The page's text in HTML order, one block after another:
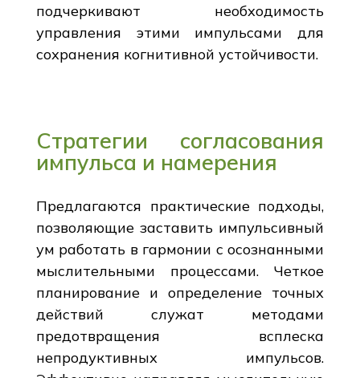
подчеркивают необходимость
управления этими импульсами для
сохранения когнитивной устойчивости.
Стратегии согласования
импульса и намерения
Предлагаются практические подходы,
позволяющие заставить импульсивный
ум работать в гармонии с осознанными
мыслительными процессами. Четкое
планирование и определение точных
действий служат методами
предотвращения всплеска
непродуктивных импульсов.